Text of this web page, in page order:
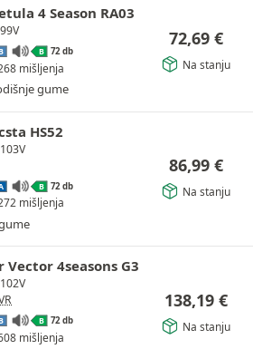
4 Season RA03
B 72 db
mišljenja
gume
72,69 €
Na stanju
HS52
B 72 db
mišljenja
86,99 €
Na stanju
Vector 4seasons G3
B 72 db
mišljenja
138,19 €
Na stanju